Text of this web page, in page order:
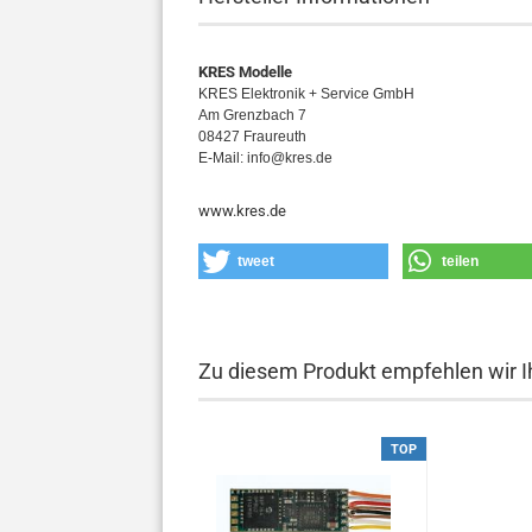
KRES Modelle
KRES Elektronik + Service GmbH
Am Grenzbach 7
08427 Fraureuth
E-Mail: info@kres.de
www.kres.de
tweet teilen
Zu diesem Produkt empfehlen wir
TOP